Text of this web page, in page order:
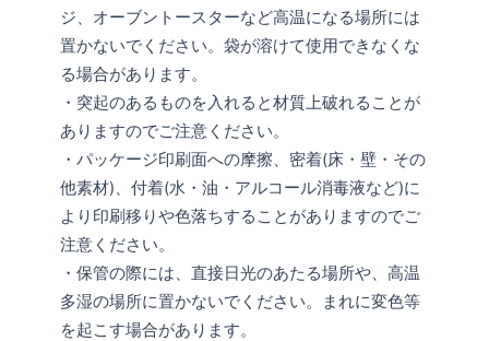
ジ、オーブントースターなど高温になる場所には
置かないでください。袋が溶けて使用できなくな
る場合があります。
・突起のあるものを入れると材質上破れることが
ありますのでご注意ください。
・パッケージ印刷面への摩擦、密着(床・壁・その
他素材)、付着(水・油・アルコール消毒液など)に
より印刷移りや色落ちすることがありますのでご
注意ください。
・保管の際には、直接日光のあたる場所や、高温
多湿の場所に置かないでください。まれに変色等
を起こす場合があります。